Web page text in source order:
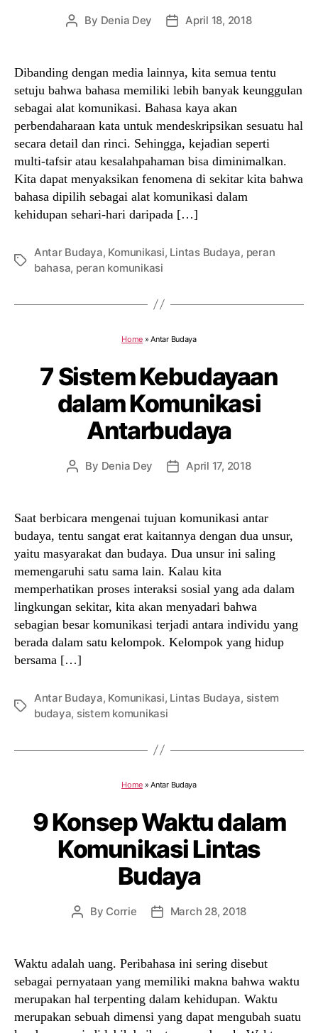
Post
By Denia Dey
PostApril 18, 2018
Dibanding dengan media lainnya, kita semua tentu
setuju bahwa bahasa memiliki lebih banyak keunggulan
sebagai alat komunikasi. Bahasa kaya akan
perbendaharaan kata untuk mendeskripsikan sesuatu hal
secara detail dan rinci. Sehingga, kejadian seperti
multi-tafsir atau kesalahpahaman bisa diminimalkan.
Kita dapat menyaksikan fenomena di sekitar kita bahwa
bahasa dipilih sebagai alat komunikasi dalam
kehidupan sehari-hari daripada […]
Tags
Antar Budaya, Komunikasi, Lintas Budaya, peran
bahasa, peran komunikasi
Home»Antar Budaya
7 Sistem Kebudayaan
dalam Komunikasi
Antarbudaya
Post
By Denia Dey
PostApril 17, 2018
Saat berbicara mengenai tujuan komunikasi antar
budaya, tentu sangat erat kaitannya dengan dua unsur,
yaitu masyarakat dan budaya. Dua unsur ini saling
memengaruhi satu sama lain. Kalau kita
memperhatikan proses interaksi sosial yang ada dalam
lingkungan sekitar, kita akan menyadari bahwa
sebagian besar komunikasi terjadi antara individu yang
berada dalam satu kelompok. Kelompok yang hidup
bersama […]
Tags
Antar Budaya, Komunikasi, Lintas Budaya, sistem
budaya, sistem komunikasi
Home»Antar Budaya
9 Konsep Waktu dalam
Komunikasi Lintas
Budaya
Post
By Corrie
PostMarch 28, 2018
Waktu adalah uang. Peribahasa ini sering disebut
sebagai pernyataan yang memiliki makna bahwa waktu
merupakan hal terpenting dalam kehidupan. Waktu
merupakan sebuah dimensi yang dapat mengubah suatu